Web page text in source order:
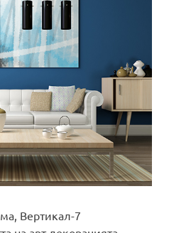
Вертикал-7